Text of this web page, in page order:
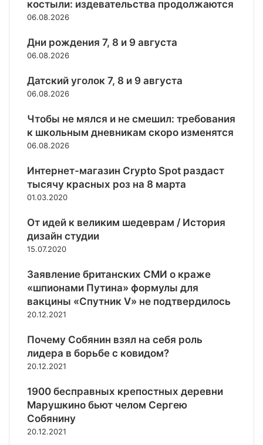
.
С
о
р
л
ю
и
з
ц
и
п
о
о
р
с
и
д
с
т
а
м
н
а
и
г
а
и
о
н
н
й
п
д
д
р
ж
н
а
о
ж
е
с
в
е
т
с
о
б
о
н
ы
м
п
и
с
о
л
д
е
н
и
е
о
н
е
т
п
р
о
«
п
с
л
е
о
в
и
д
о
г
о
к
а
ш
л
А
р
е
н
и
и
з
е
р
а
н
а
,
ы
т
а
е
с
я
у
р
е
п
и
костыли: издевательства продолжаются
06.08.2026
Дни рождения 7, 8 и 9 августа
06.08.2026
Датский уголок 7, 8 и 9 августа
06.08.2026
Чтобы не мялся и не смешил: требования
к школьным дневникам скоро изменятся
06.08.2026
Интернет-магазин Crypto Spot раздаст
тысячу красных роз на 8 марта
01.03.2020
От идей к великим шедеврам / История
дизайн студии
15.07.2020
Заявление британских СМИ о краже
«шпионами Путина» формулы для
вакцины «Спутник V» не подтвердилось
20.12.2021
Почему Собянин взял на себя роль
лидера в борьбе с ковидом?
20.12.2021
1900 бесправных крепостных деревни
Марушкино бьют челом Сергею
Собянину
20.12.2021